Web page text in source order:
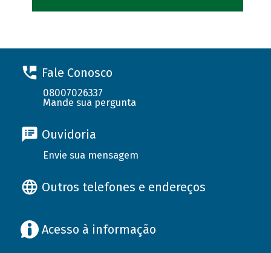
Fale Conosco
08007026337
Mande sua pergunta
Ouvidoria
Envie sua mensagem
Outros telefones e endereços
Acesso à informação